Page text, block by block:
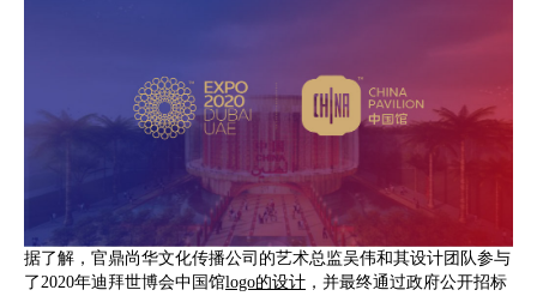
据了解，官鼎尚华文化传播公司的艺术总监吴伟和其设计团队参与
了2020年迪拜世博会中国馆logo的设计 ，并最终通过政府公开招标